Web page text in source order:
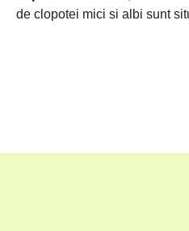
de clopotei mici si albi sunt